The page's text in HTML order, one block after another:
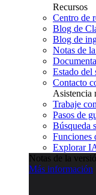
Recursos
Centro de
Blog de
Blog de
Notas de
Estado del
Contacto
Asistencia
Trabaje
Pasos de
Búsqueda
Funciones
Explorar
Notas de la
Más información